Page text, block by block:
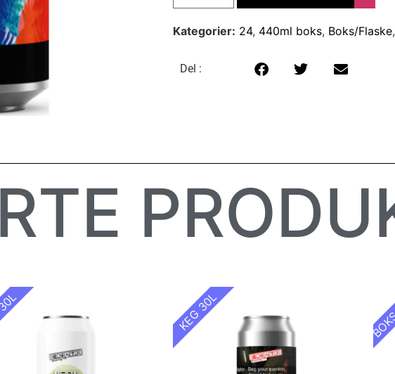
Kategorier: 24, 440ml boks, Boks/Flaske
Del :
KEG 30L